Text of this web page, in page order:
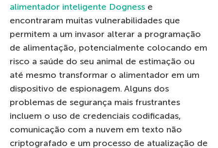
alimentador inteligente Dogness e
encontraram muitas vulnerabilidades que
permitem a um invasor alterar a programação
de alimentação, potencialmente colocando em
risco a saúde do seu animal de estimação ou
até mesmo transformar o alimentador em um
dispositivo de espionagem. Alguns dos
problemas de segurança mais frustrantes
incluem o uso de credenciais codificadas,
comunicação com a nuvem em texto não
criptografado e um processo de atualização de